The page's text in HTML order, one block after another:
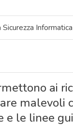
Informatica
ai
malevoli
e le linee